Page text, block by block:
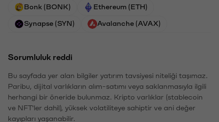
Bonk (BONK) Ethereum (ETH)
Synapse (SYN) Avalanche (AVAX)
Sorumluluk reddi
Bu sayfada yer alan bilgiler yatırım tavsiyesi niteliği taşımaz.
Paribu, dijital varlıkların alım-satımı veya saklanmasıyla ilgili
herhangi bir öneride bulunmaz. Kripto varlıklar (stablecoin
ve NFT'ler dahil), yüksek volatiliteye sahiptir ve ani değer
kayıpları yaşanabilir.